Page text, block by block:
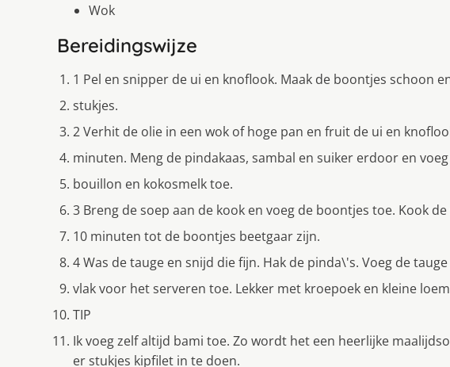
Wok
Bereidingswijze
1 Pel en snipper de ui en knoflook. Maak de boontjes schoon
stukjes.
2 Verhit de olie in een wok of hoge pan en fruit de ui en
minuten. Meng de pindakaas, sambal en suiker erdoor en
bouillon en kokosmelk toe.
3 Breng de soep aan de kook en voeg de boontjes toe. Kook
10 minuten tot de boontjes beetgaar zijn.
4 Was de tauge en snijd die fijn. Hak de pinda\'s. Voeg de
vlak voor het serveren toe. Lekker met kroepoek en kleine
TIP
Ik voeg zelf altijd bami toe. Zo wordt het een heerlijke
er stukjes kipfilet in te doen.